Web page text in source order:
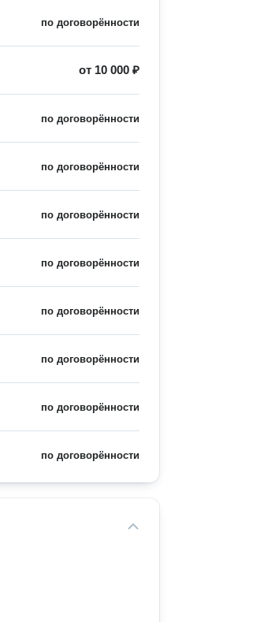
по договорённости
от 10 000 ₽
по договорённости
по договорённости
по договорённости
по договорённости
по договорённости
по договорённости
по договорённости
по договорённости